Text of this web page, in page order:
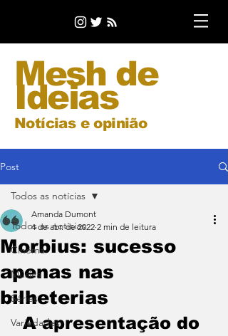
Mesh de
Ideias
Notícias e opinião
Post
Todos as notícias
Cinema
Música
Séries
Variedades
Todos as notícias
Morbius: sucesso
apenas nas
bilheterias
Amanda Dumont
4 de abr. de 2022 2 min de leitura
A apresentação do